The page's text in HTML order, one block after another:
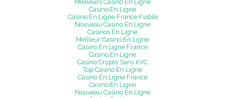
Meilleurs Casino En Ligne
Casino En Ligne
Casino En Ligne France Fiable
Nouveau Casino En Ligne
Casinos En Ligne
Meilleur Casino En Ligne
Casino En Ligne France
Casino En Ligne
Casino Crypto Sans KYC
Top Casino En Ligne
Casino En Ligne France
Casino En Ligne
Nouveau Casino En Ligne